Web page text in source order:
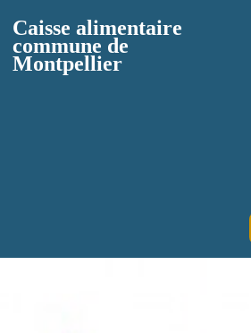
Caisse alimentaire
commune de
Montpellier